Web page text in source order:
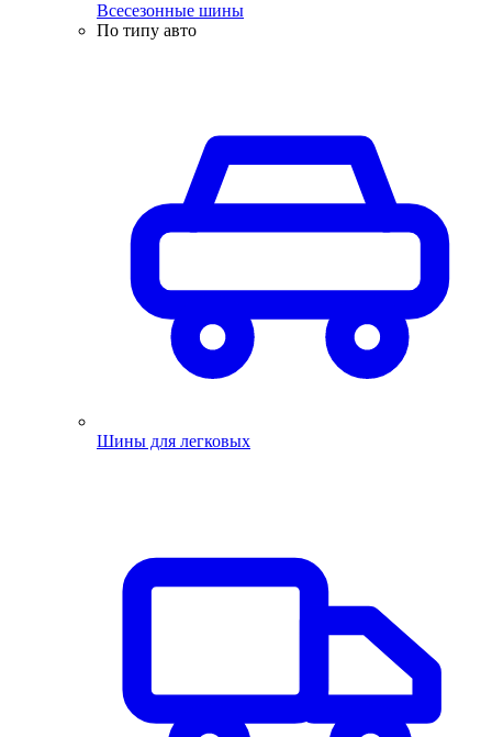
Всесезонные шины
По типу авто
Шины для легковых